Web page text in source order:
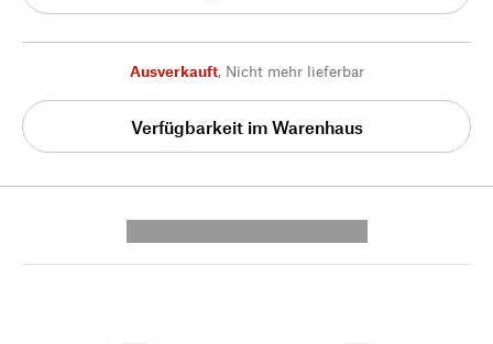
Ausverkauft, Nicht mehr lieferbar
Verfügbarkeit im Warenhaus